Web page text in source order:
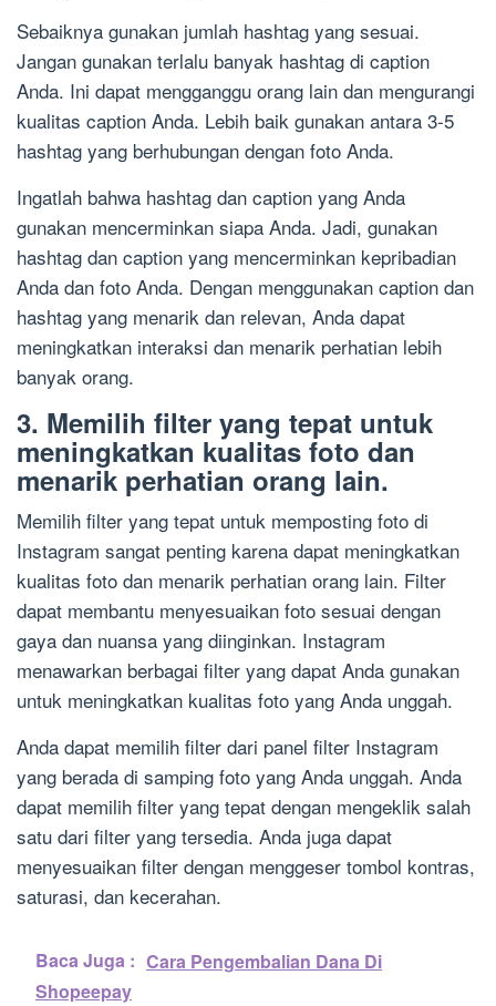
Sebaiknya gunakan jumlah hashtag yang sesuai.
Jangan gunakan terlalu banyak hashtag di caption
Anda. Ini dapat mengganggu orang lain dan mengurangi
kualitas caption Anda. Lebih baik gunakan antara 3-5
hashtag yang berhubungan dengan foto Anda.
Ingatlah bahwa hashtag dan caption yang Anda
gunakan mencerminkan siapa Anda. Jadi, gunakan
hashtag dan caption yang mencerminkan kepribadian
Anda dan foto Anda. Dengan menggunakan caption dan
hashtag yang menarik dan relevan, Anda dapat
meningkatkan interaksi dan menarik perhatian lebih
banyak orang.
3. Memilih filter yang tepat untuk
meningkatkan kualitas foto dan
menarik perhatian orang lain.
Memilih filter yang tepat untuk memposting foto di
Instagram sangat penting karena dapat meningkatkan
kualitas foto dan menarik perhatian orang lain. Filter
dapat membantu menyesuaikan foto sesuai dengan
gaya dan nuansa yang diinginkan. Instagram
menawarkan berbagai filter yang dapat Anda gunakan
untuk meningkatkan kualitas foto yang Anda unggah.
Anda dapat memilih filter dari panel filter Instagram
yang berada di samping foto yang Anda unggah. Anda
dapat memilih filter yang tepat dengan mengeklik salah
satu dari filter yang tersedia. Anda juga dapat
menyesuaikan filter dengan menggeser tombol kontras,
saturasi, dan kecerahan.
Baca Juga : Cara Pengembalian Dana Di
Shopeepay